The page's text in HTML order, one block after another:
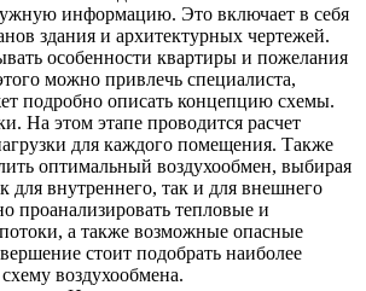
информацию. Это включает в себя
здания и архитектурных чертежей.
особенности квартиры и пожелания
можно привлечь специалиста,
подробно описать концепцию схемы.
На этом этапе проводится расчет
для каждого помещения. Также
оптимальный воздухообмен, выбирая
для внутреннего, так и для внешнего
проанализировать тепловые и
а также возможные опасные
стоит подобрать наиболее
воздухообмена.